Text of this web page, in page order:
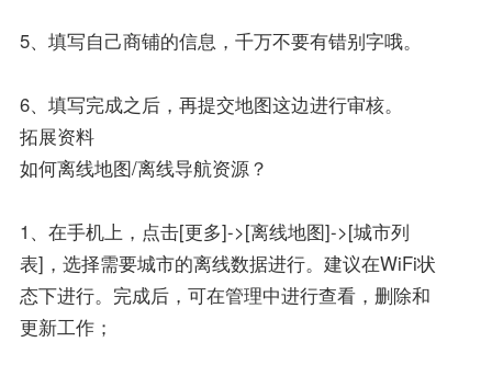
5、填写自己商铺的信息，千万不要有错别字哦。
6、填写完成之后，再提交地图这边进行审核。
拓展资料
如何离线地图/离线导航资源？
1、在手机上，点击[更多]->[离线地图]->[城市列
表]，选择需要城市的离线数据进行。建议在WiFi状
态下进行。完成后，可在管理中进行查看，删除和
更新工作；